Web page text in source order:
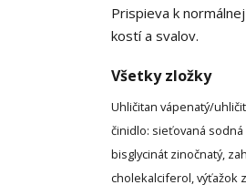
Prispieva k
kostí a svalov.
Všetky zložky
Uhličitan vápenatý/
činidlo: sieťovaná
bisglycinát zinočnatý,
cholekalciferol, výťažok